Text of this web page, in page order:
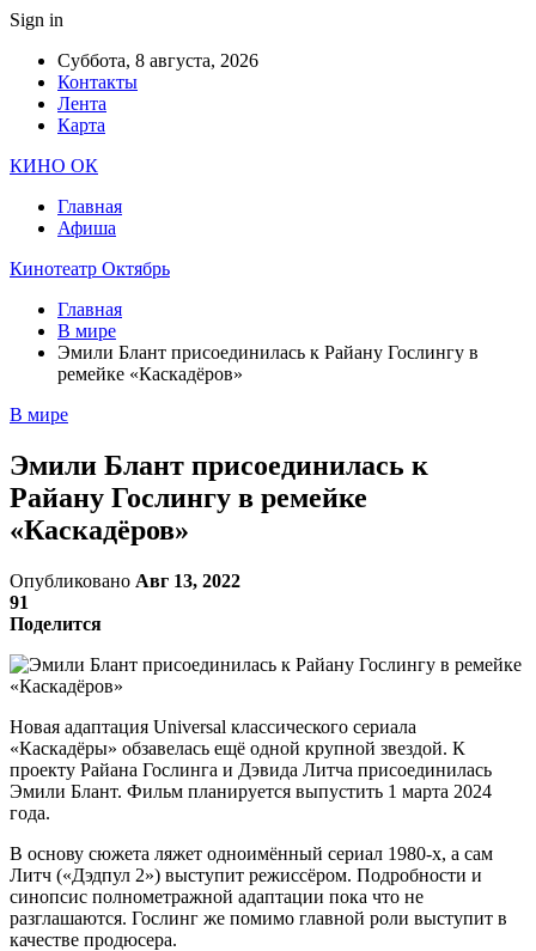
Sign in
Суббота, 8 августа, 2026
Контакты
Лента
Карта
КИНО ОК
Главная
Афиша
Кинотеатр Октябрь
Главная
В мире
Эмили Блант присоединилась к Райану Гослингу в
ремейке «Каскадёров»
В мире
Эмили Блант присоединилась к
Райану Гослингу в ремейке
«Каскадёров»
Опубликовано Авг 13, 2022
91
Поделится
Новая адаптация Universal классического сериала
«Каскадёры» обзавелась ещё одной крупной звездой. К
проекту Райана Гослинга и Дэвида Литча присоединилась
Эмили Блант. Фильм планируется выпустить 1 марта 2024
года.
В основу сюжета ляжет одноимённый сериал 1980-х, а сам
Литч («Дэдпул 2») выступит режиссёром. Подробности и
синопсис полнометражной адаптации пока что не
разглашаются. Гослинг же помимо главной роли выступит в
качестве продюсера.